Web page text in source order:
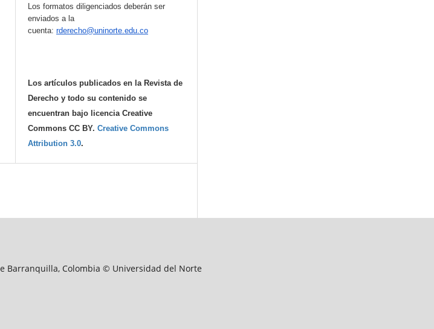
Los formatos diligenciados deberán ser
enviados a la
cuenta:rderecho@uninorte.edu.co
Los artículos publicados en la Revista de
Derecho y todo su contenido se
encuentran bajo licencia Creative
Commons CC BY.Creative Commons
Attribution 3.0.
Barranquilla, Colombia © Universidad del Norte